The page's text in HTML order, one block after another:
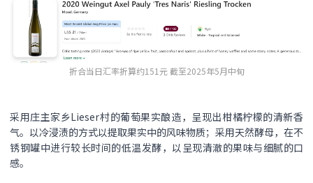
折合当日汇率折算约151元 截至2025年5月中旬
采用庄主家乡Lieser村的葡萄果实酿造，呈现出柑橘柠檬的清新香
气。以冷浸渍的方式以提取果实中的风味物质；采用天然酵母，在不
锈钢罐中进行较长时间的低温发酵，以呈现清澈的果味与细腻的口
感。